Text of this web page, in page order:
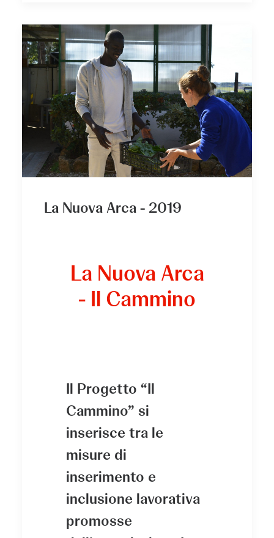
La Nuova Arca - 2019
La Nuova Arca
- Il Cammino
Il Progetto “Il
Cammino” si
inserisce tra le
misure di
inserimento e
inclusione lavorativa
promosse